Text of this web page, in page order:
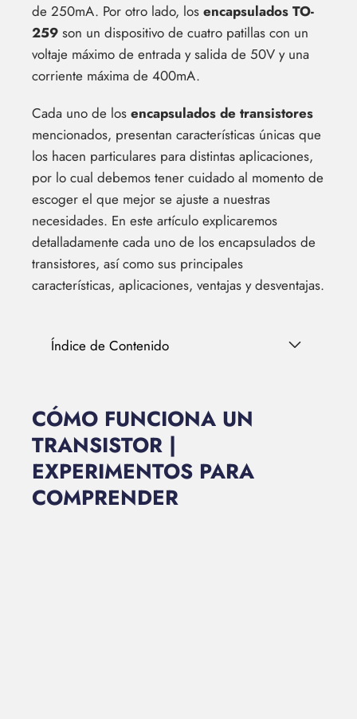
de 250mA. Por otro lado, los encapsulados TO-
259 son un dispositivo de cuatro patillas con un
voltaje máximo de entrada y salida de 50V y una
corriente máxima de 400mA.
Cada uno de los encapsulados de transistores
mencionados, presentan características únicas que
los hacen particulares para distintas aplicaciones,
por lo cual debemos tener cuidado al momento de
escoger el que mejor se ajuste a nuestras
necesidades. En este artículo explicaremos
detalladamente cada uno de los encapsulados de
transistores, así como sus principales
características, aplicaciones, ventajas y desventajas.
Índice de Contenido
CÓMO FUNCIONA UN
TRANSISTOR |
EXPERIMENTOS PARA
COMPRENDER